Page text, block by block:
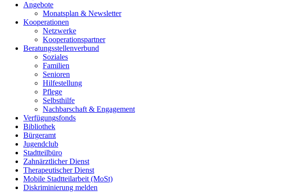
Angebote
Monatsplan & Newsletter
Kooperationen
Netzwerke
Kooperationspartner
Beratungsstellenverbund
Soziales
Familien
Senioren
Hilfestellung
Pflege
Selbsthilfe
Nachbarschaft & Engagement
Verfügungsfonds
Bibliothek
Bürgeramt
Jugendclub
Stadtteilbüro
Zahnärztlicher Dienst
Therapeutischer Dienst
Mobile Stadtteilarbeit (MoSt)
Diskriminierung melden